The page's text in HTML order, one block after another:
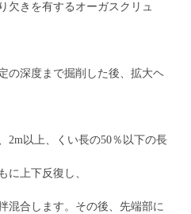
欠きを有するオーガスクリュ
の深度まで掘削した後、拡大ヘ
2m以上、くい長の50％以下の長
に上下反復し、
混合します。その後、先端部に